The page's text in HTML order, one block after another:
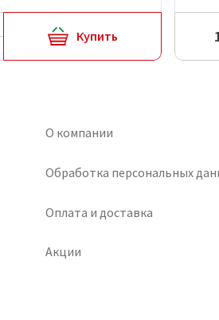
Купить
О компании
Обработка персональных
Оплата и доставка
Акции